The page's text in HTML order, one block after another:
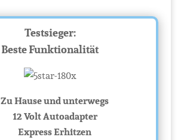
Testsieger:
Beste Funktionalität
Zu Hause und unterwegs
12 Volt Autoadapter
Express Erhitzen